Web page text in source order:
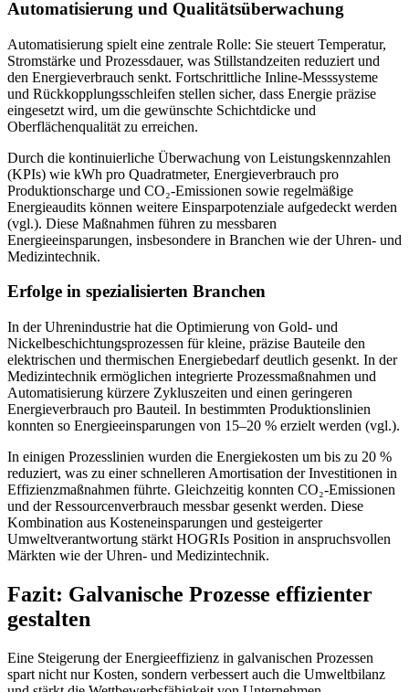
Automatisierung und Qualitätsüberwachung
Automatisierung spielt eine zentrale Rolle: Sie steuert Temperatur,
Stromstärke und Prozessdauer, was Stillstandzeiten reduziert und
den Energieverbrauch senkt. Fortschrittliche Inline-Messsysteme
und Rückkopplungsschleifen stellen sicher, dass Energie präzise
eingesetzt wird, um die gewünschte Schichtdicke und
Oberflächenqualität zu erreichen.
Durch die kontinuierliche Überwachung von Leistungskennzahlen
(KPIs) wie kWh pro Quadratmeter, Energieverbrauch pro
Produktionscharge und CO₂-Emissionen sowie regelmäßige
Energieaudits können weitere Einsparpotenziale aufgedeckt werden
(vgl.). Diese Maßnahmen führen zu messbaren
Energieeinsparungen, insbesondere in Branchen wie der Uhren- und
Medizintechnik.
Erfolge in spezialisierten Branchen
In der Uhrenindustrie hat die Optimierung von Gold- und
Nickelbeschichtungsprozessen für kleine, präzise Bauteile den
elektrischen und thermischen Energiebedarf deutlich gesenkt. In der
Medizintechnik ermöglichen integrierte Prozessmaßnahmen und
Automatisierung kürzere Zykluszeiten und einen geringeren
Energieverbrauch pro Bauteil. In bestimmten Produktionslinien
konnten so Energieeinsparungen von 15–20 % erzielt werden (vgl.).
In einigen Prozesslinien wurden die Energiekosten um bis zu 20 %
reduziert, was zu einer schnelleren Amortisation der Investitionen in
Effizienzmaßnahmen führte. Gleichzeitig konnten CO₂-Emissionen
und der Ressourcenverbrauch messbar gesenkt werden. Diese
Kombination aus Kosteneinsparungen und gesteigerter
Umweltverantwortung stärkt HOGRIs Position in anspruchsvollen
Märkten wie der Uhren- und Medizintechnik.
Fazit: Galvanische Prozesse effizienter
gestalten
Eine Steigerung der Energieeffizienz in galvanischen Prozessen
spart nicht nur Kosten, sondern verbessert auch die Umweltbilanz